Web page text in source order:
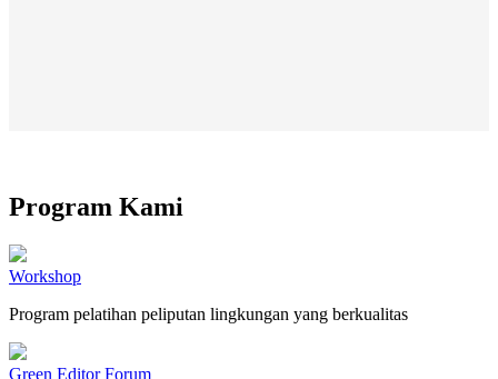
Program Kami
Workshop
Program pelatihan peliputan lingkungan yang berkualitas
Green Editor Forum